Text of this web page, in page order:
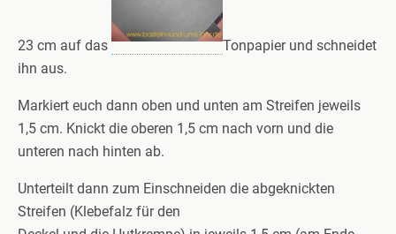
23 cm auf das
Tonpapier und schneidet
ihn aus.
Markiert euch dann oben und unten am Streifen jeweils
1,5 cm. Knickt die oberen 1,5 cm nach vorn und die
unteren nach hinten ab.
Unterteilt dann zum Einschneiden die abgeknickten
Streifen (Klebefalz für den